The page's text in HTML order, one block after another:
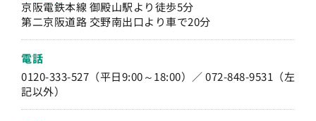
京阪電鉄本線 御殿山駅より徒歩5分
第二京阪道路 交野南出口より車で20分
電話
0120-333-527（平日9:00～18:00）／ 072-848-9531（左
記以外）